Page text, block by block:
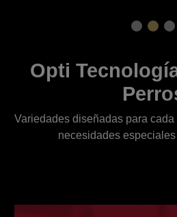
Opti
Variedades diseñadas para
necesidades